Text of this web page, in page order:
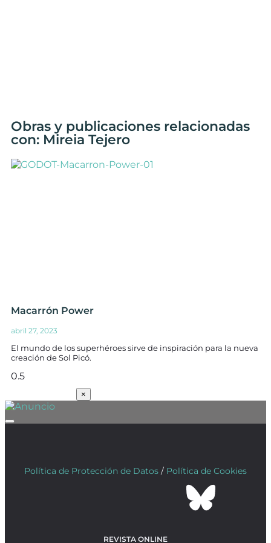
Obras y publicaciones relacionadas
con: Mireia Tejero
Macarrón Power
abril 27, 2023
El mundo de los superhéroes sirve de inspiración para la nueva
creación de Sol Picó.
×
Política de Protección de Datos / Política de Cookies
REVISTA ONLINE